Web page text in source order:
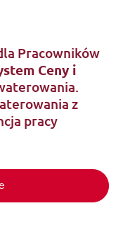
Pracowników
Ceny i
z
pracy